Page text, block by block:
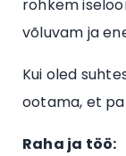
rohkem
võluvam ja
Kui oled
ootama, et
Raha ja töö: